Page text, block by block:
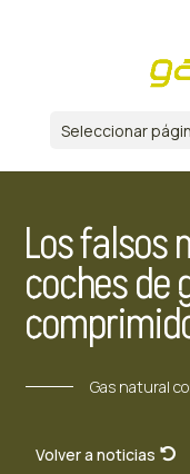
Seleccionar
Los falsos
coches de
Gas natural
Volver a noticias